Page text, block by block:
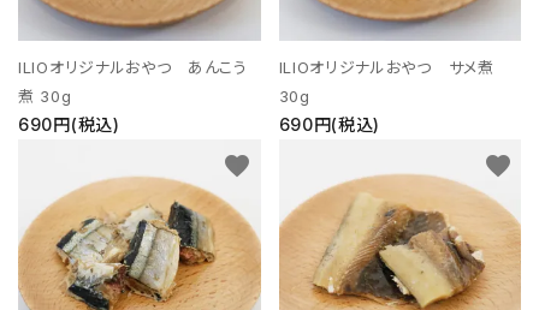
プライバシーポリシー
お問い合わせ
ACCOUNT MENU
meeting_room ログイン person 新規会員登録
ILIOオリジナルおやつ あんこう
煮 30g
690円(税込)
ILIOオリジナルおやつ サメ煮
30g
690円(税込)
favorite favorite